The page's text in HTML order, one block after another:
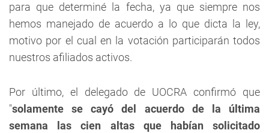
para que determiné la fecha, ya que siempre nos
hemos manejado de acuerdo a lo que dicta la ley,
motivo por el cual en la votación participarán todos
nuestros afiliados activos.
Por último, el delegado de UOCRA confirmó que
"solamente se cayó del acuerdo de la última
semana las cien altas que habían solicitado